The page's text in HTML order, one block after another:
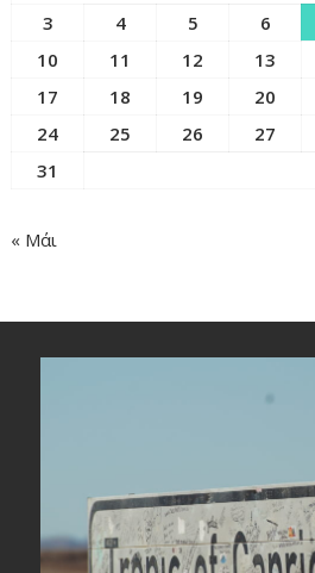
3
4 5 6
10
11 12 13
17
18 19 20
24
25 26 27
31
« Μάι